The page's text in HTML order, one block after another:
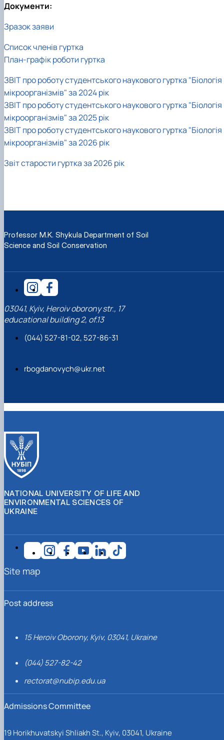
Документи:
Зразок заяви
Список членів гуртка
План-графік роботи гуртка
ЗВІТ про роботу студентського наукового гуртка "Біологія
мікроорганізмів" за 2024 рік
ЗВІТ про роботу студентського наукового гуртка "Біологія
мікроорганізмів" за 2025 рік
ЗВІТ про роботу студентського наукового гуртка "Біологія
мікроорганізмів" за 2026 рік
Звіт старости гуртка за 2026 рік
Professor M.K. Shykula Department of Soil
Science and Soil Conservation
03041, Kyiv, Heroiv oborony str., 17
educational building 2, of.13
(044) 527-81-02, 527-86-31
rbogdanovych@ukr.net
NATIONAL UNIVERSITY OF LIFE AND
ENVIRONMENTAL SCIENCES OF
UKRAINE
Post address
15 Heroiv Oborony, Kyiv, 03041, Ukraine
(044) 527-82-42
rectorat@nubip.edu.ua
Admissions Committee
19 Horikhuvatskyi Shliakh St., Kyiv, 03041, Ukraine
Site map